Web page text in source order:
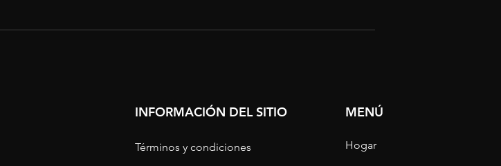
INFORMACIÓN DEL SITIO
Términos y condiciones
MENÚ
Hogar